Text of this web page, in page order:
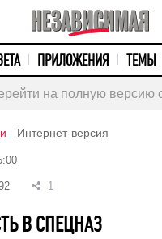
ПРИЛОЖЕНИЯ ТЕМЫ
на полную версию
Интернет-версия
1
В СПЕЦНАЗ